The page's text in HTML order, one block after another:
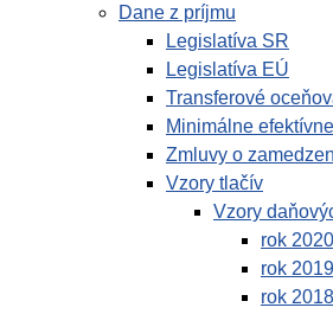
Dane z príjmu
Legislatíva SR
Legislatíva EÚ
Transferové
Minimálne
Zmluvy o
Vzory tlačív
Vzory
rok 2020
rok 2019
rok 2018